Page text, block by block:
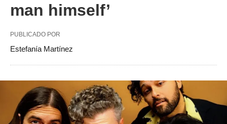
man himself’
PUBLICADO POR
Estefanía Martínez